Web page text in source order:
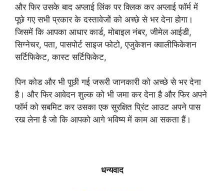
और फिर उसके बाद अप्लाई लिंक पर क्लिक कर अप्लाई फॉर्म में
पूछे गए सभी प्रकार के दस्तावेजों को अच्छे से भर देना होगा।
जिसमें कि आपका आधार कार्ड, मोबाइल नंबर, जीमेल आईडी,
सिग्नेचर, पता, पासपोर्ट साइज फोटो, एजुकेशन क्वालीफिकेशन
सर्टिफिकेट, कास्ट सर्टिफिकेट,
पिन कोड और भी पूछी गई जरूरी जानकारी को अच्छे से भर देना
है। और फिर आवेदन शुल्क को भी जमा कर देना है और फिर अपने
फॉर्म को सबमिट कर उसका एक सुरक्षित प्रिंट आउट अपने पास
रख लेना है जो कि आपको आगे भविष्य में काम आ सकता हैं।
धन्यवाद